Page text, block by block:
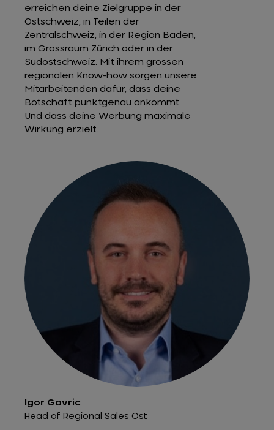
erreichen deine Zielgruppe in der
Ostschweiz, in Teilen der
Zentralschweiz, in der Region Baden,
im Grossraum Zürich oder in der
Südostschweiz. Mit ihrem grossen
regionalen Know-how sorgen unsere
Mitarbeitenden dafür, dass deine
Botschaft punktgenau ankommt.
Und dass deine Werbung maximale
Wirkung erzielt.
Igor Gavric
Head of Regional Sales Ost